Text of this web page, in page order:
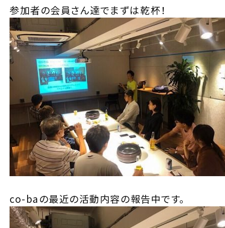
参加者の会員さん達でまずは乾杯！
co-baの最近の活動内容の報告中です。